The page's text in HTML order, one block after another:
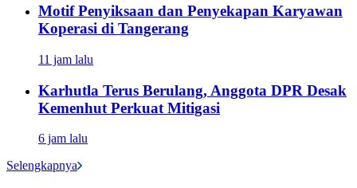
Motif Penyiksaan dan Penyekapan Karyawan
Koperasi di Tangerang
11 jam lalu
Karhutla Terus Berulang, Anggota DPR Desak
Kemenhut Perkuat Mitigasi
6 jam lalu
Selengkapnya